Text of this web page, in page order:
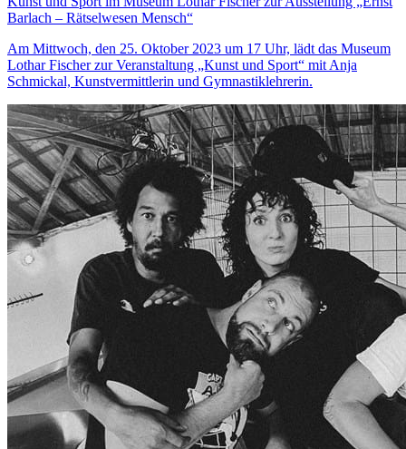
Barlach – Rätselwesen Mensch“
Am Mittwoch, den 25. Oktober 2023 um 17 Uhr, lädt das Museum
Lothar Fischer zur Veranstaltung „Kunst und Sport“ mit Anja
Schmickal, Kunstvermittlerin und Gymnastiklehrerin.